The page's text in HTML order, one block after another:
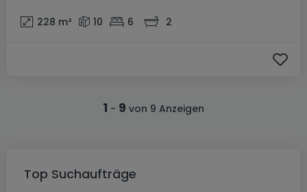
228 m² 10 6 2
1 - 9 von 9 Anzeigen
Top Suchaufträge